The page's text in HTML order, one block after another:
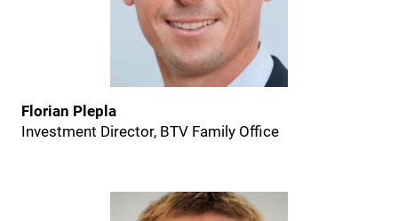
Florian Plepla
Investment Director, BTV Family Office